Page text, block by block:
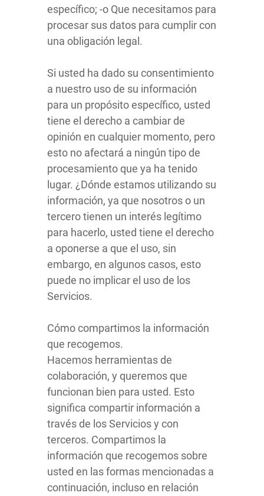
específico; -o Que necesitamos para
procesar sus datos para cumplir con
una obligación legal.
Si usted ha dado su consentimiento
a nuestro uso de su información
para un propósito específico, usted
tiene el derecho a cambiar de
opinión en cualquier momento, pero
esto no afectará a ningún tipo de
procesamiento que ya ha tenido
lugar. ¿Dónde estamos utilizando su
información, ya que nosotros o un
tercero tienen un interés legítimo
para hacerlo, usted tiene el derecho
a oponerse a que el uso, sin
embargo, en algunos casos, esto
puede no implicar el uso de los
Servicios.
Cómo compartimos la información
que recogemos.
Hacemos herramientas de
colaboración, y queremos que
funcionan bien para usted. Esto
significa compartir información a
través de los Servicios y con
terceros. Compartimos la
información que recogemos sobre
usted en las formas mencionadas a
continuación, incluso en relación